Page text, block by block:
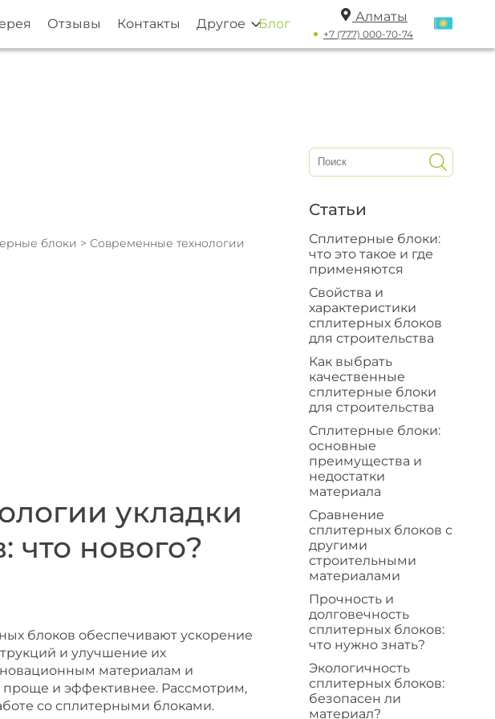
Отзывы Контакты Другое Блог Алматы
+7 (777) 000-70-74
блоки > Современные технологии
укладки
что нового?
блоков обеспечивают ускорение
и улучшение их
материалам и
проще и эффективнее. Рассмотрим,
со сплитерными блоками.
Статьи
Сплитерные блоки:
что это такое и где
применяются
Свойства и
характеристики
сплитерных блоков
для строительства
Как выбрать
качественные
сплитерные блоки
для строительства
Сплитерные блоки:
основные
преимущества и
недостатки
материала
Сравнение
сплитерных блоков с
другими
строительными
материалами
Прочность и
долговечность
сплитерных блоков:
что нужно знать?
Экологичность
сплитерных блоков:
безопасен ли
материал?